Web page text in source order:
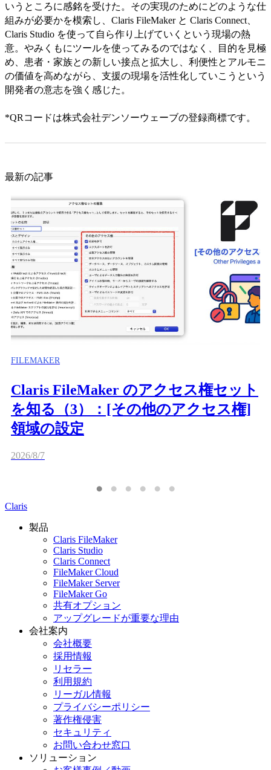
いうところに感銘を受けた。その実現のためにどのような仕
組みが必要かを模索し、Claris FileMaker と Claris Connect、
Claris Studio を使って自ら作り上げていくという現場の熱
意。やみくもにツールを使ってみるのではなく、目的を見極
め、患者・家族との新しい接点と拡大し、利便性とアルモニ
の価値を高めながら、支援の現場を活性化していこうという
開発者の意志を強く感じた。
*QRコードは株式会社デンソーウェーブの登録商標です。
最新の記事
FILEMAKER
Claris FileMaker のアクセス権セット
を知る（3）：[その他のアクセス権]
領域の設定
2026/8/7
Claris
製品
Claris FileMaker
Claris Studio
Claris Connect
FileMaker Cloud
FileMaker Server
FileMaker Go
共有オプション
アップグレードが重要な理由
会社案内
会社概要
採用情報
リセラー
利用規約
リーガル情報
プライバシーポリシー
著作権侵害
セキュリティ
お問い合わせ窓口
ソリューション